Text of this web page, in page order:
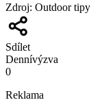
Zdroj: Outdoor tipy
Sdílet
Dennívýzva
0
Reklama